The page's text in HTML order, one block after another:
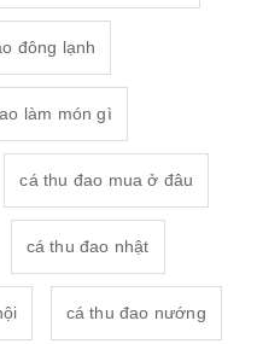
đông lạnh
làm món gì
cá thu đao mua ở đâu
cá thu đao nhật
cá thu đao nướng